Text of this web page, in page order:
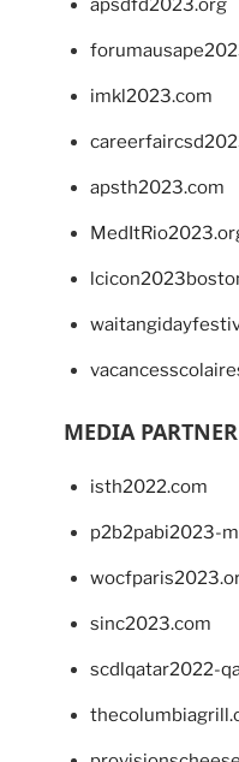
apsdfd2023.org
imkl2023.com
apsth2023.com
MEDIA
isth2022.com
p2b2pabi2023-
sinc2023.com
scdlqatar2022-